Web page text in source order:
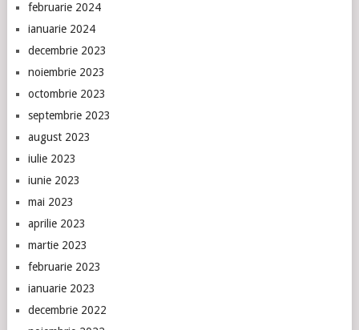
februarie 2024
ianuarie 2024
decembrie 2023
noiembrie 2023
octombrie 2023
septembrie 2023
august 2023
iulie 2023
iunie 2023
mai 2023
aprilie 2023
martie 2023
februarie 2023
ianuarie 2023
decembrie 2022